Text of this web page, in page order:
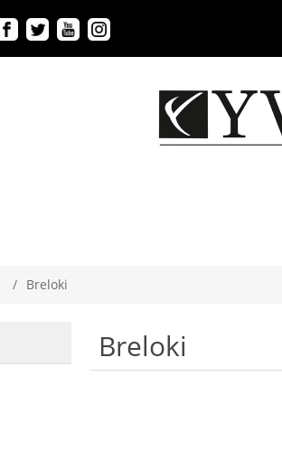
/ Breloki
Breloki